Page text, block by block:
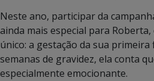
Neste ano, participar da
ainda mais especial para
único: a gestação da sua primeira
semanas de gravidez, ela conta
especialmente emocionante.